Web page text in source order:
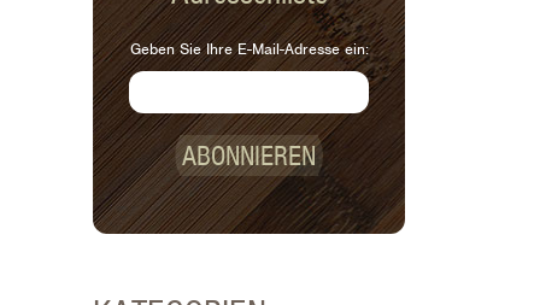
Geben Sie Ihre E-Mail-Adresse ein:
ABONNIEREN